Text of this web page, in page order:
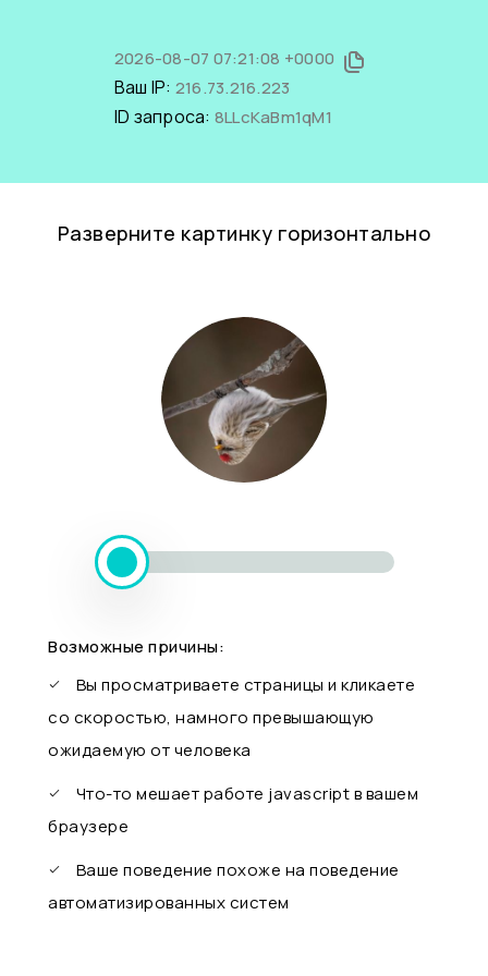
2026-08-07 07:21:08 +0000
Ваш IP: 216.73.216.223
ID запроса: 8LLcKaBm1qM1
Разверните картинку горизонтально
Возможные причины:
Вы просматриваете страницы и кликаете
со скоростью, намного превышающую
ожидаемую от человека
Что-то мешает работе javascript в вашем
браузере
Ваше поведение похоже на поведение
автоматизированных систем